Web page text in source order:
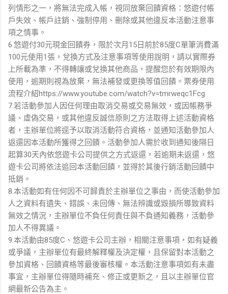
列情形之一，將無法完成入帳，視同放棄回饋資格：悠遊付帳
戶失效、帳戶註銷、強制停用、刪除或其他違反本活動注意事
項之情事。
6.悠遊付30元現金回饋券，限於次月15日前於85度C單筆消費滿
100元使用1張，兌換方式及注意事項等使用說明，請以實際券
上所載為準，不得轉讓或兌換其他商品，提醒您於有效期限內
使用，逾期則視為放棄，無法補發或更換等值回饋。票券使用
流程介紹https://www.youtube.com/watch?v=tmrweqc1Fcg
7.若活動參加人因任何理由取消交易或交易無效，或因帳務爭
議、虛偽交易，或其他違反誠信原則之方法取得上述活動資格
者，主辦單位將逕予以取消活動符合資格，並通知活動參加人
返還因本活動所獲得之回饋。活動參加人需於收到通知後隔日
起算30天內依悠遊卡公司提供之方式返還，若逾期未返還，悠
遊卡公司將依法追回本活動回饋，並得於其後行銷活動回饋中
抵銷。
8.本活動如有任何因不可歸責於主辦單位之事由，而使活動參加
人之資料有遺失、錯誤、未回傳、無法辨識或毀損所導致資料
無效之情況，主辦單位不負任何責任與不負通知義務，活動參
加人不得異議。
9.本活動由85度C、悠遊卡公司主辦，相關注意事項，如有疑義
或爭議，主辦單位有最終解釋權及決定權，且保留對本活動之
參加資格、回饋資格等最後審核權。本活動注意事項如有未盡
事宜，主辦單位得隨時補充、修正或更新之，且以主辦單位官
網最新公告為主。